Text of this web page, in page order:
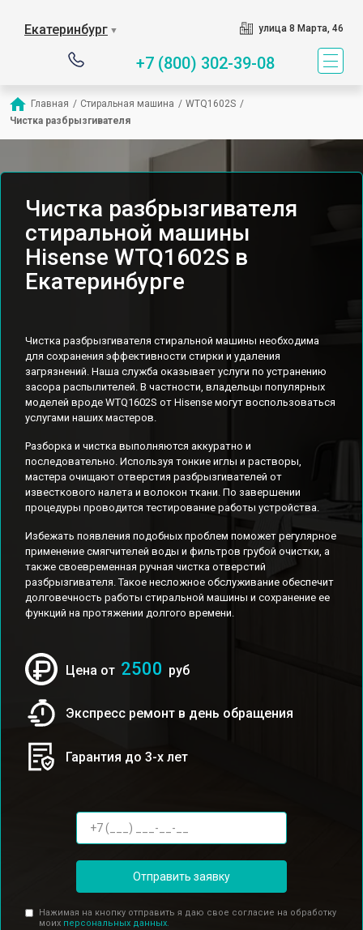
Екатеринбург ▼ улица 8 Марта, 46
+7 (800) 302-39-08
Главная / Стиральная машина / WTQ1602S /
Чистка разбрызгивателя
Чистка разбрызгивателя
стиральной машины
Hisense WTQ1602S в
Екатеринбурге
Чистка разбрызгивателя стиральной машины необходима
для сохранения эффективности стирки и удаления
загрязнений. Наша служба оказывает услуги по устранению
засора распылителей. В частности, владельцы популярных
моделей вроде WTQ1602S от Hisense могут воспользоваться
услугами наших мастеров.
Разборка и чистка выполняются аккуратно и
последовательно. Используя тонкие иглы и растворы,
мастера очищают отверстия разбрызгивателей от
известкового налета и волокон ткани. По завершении
процедуры проводится тестирование работы устройства.
Избежать появления подобных проблем поможет регулярное
применение смягчителей воды и фильтров грубой очистки, а
также своевременная ручная чистка отверстий
разбрызгивателя. Такое несложное обслуживание обеспечит
долговечность работы стиральной машины и сохранение ее
функций на протяжении долгого времени.
Цена от 2500 руб
Экспресс ремонт в день обращения
Гарантия до 3-х лет
Отправить заявку
Нажимая на кнопку отправить я даю свое согласие на обработку
моих персональных данных.